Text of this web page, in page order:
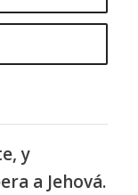
y
a Jehová.